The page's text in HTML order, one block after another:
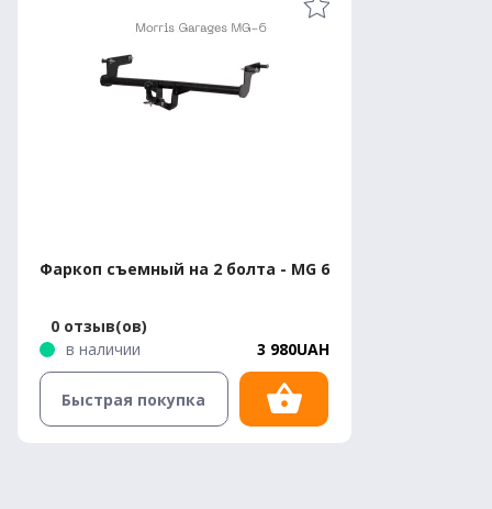
Фаркоп съемный на 2 болта - MG 6
0 отзыв(ов)
в наличии
3 980UAH
Быстрая покупка